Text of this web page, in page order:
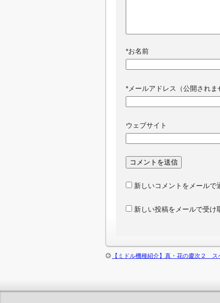
*お名前
* メールアドレス（公開されま
ウェブサイト
新しいコメントをメールで
新しい投稿をメールで受け
【ミドル機種紹介】真・花の慶次２